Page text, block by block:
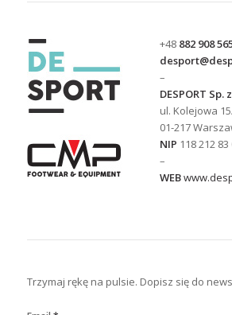
+48 882 908
–
DESPORT Sp.
ul. Kolejowa
01-217
NIP 118 212 83
–
WEB
Trzymaj rękę na pulsie. Dopisz się do